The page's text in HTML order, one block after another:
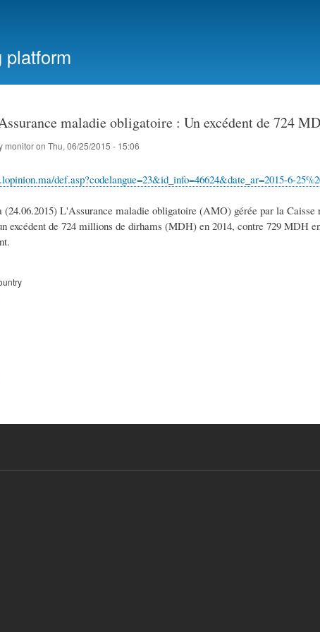
platform
maladie obligatoire : Un excédent de 724
monitoron Thu, 06/25/2015 - 15:06
def.asp?codelangue=23&id_info=46624&date_ar=2015-6-
(24.06.2015) L'Assurance maladie obligatoire (AMO) gérée par la Caisse
excédent de 724 millions de dirhams (MDH) en 2014, contre 729 MDH